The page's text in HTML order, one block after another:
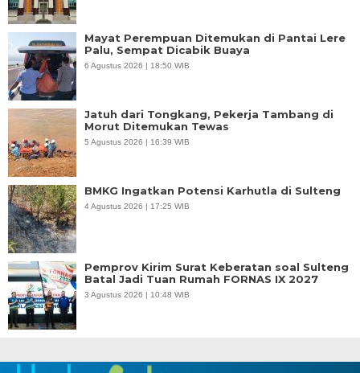
Mayat Perempuan Ditemukan di Pantai Lere
Palu, Sempat Dicabik Buaya
6 Agustus 2026 | 18:50 WIB
Jatuh dari Tongkang, Pekerja Tambang di
Morut Ditemukan Tewas
5 Agustus 2026 | 16:39 WIB
BMKG Ingatkan Potensi Karhutla di Sulteng
4 Agustus 2026 | 17:25 WIB
Pemprov Kirim Surat Keberatan soal Sulteng
Batal Jadi Tuan Rumah FORNAS IX 2027
3 Agustus 2026 | 10:48 WIB